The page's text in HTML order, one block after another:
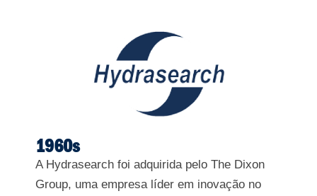
1960s
A Hydrasearch foi adquirida pelo The Dixon
Group, uma empresa líder em inovação no